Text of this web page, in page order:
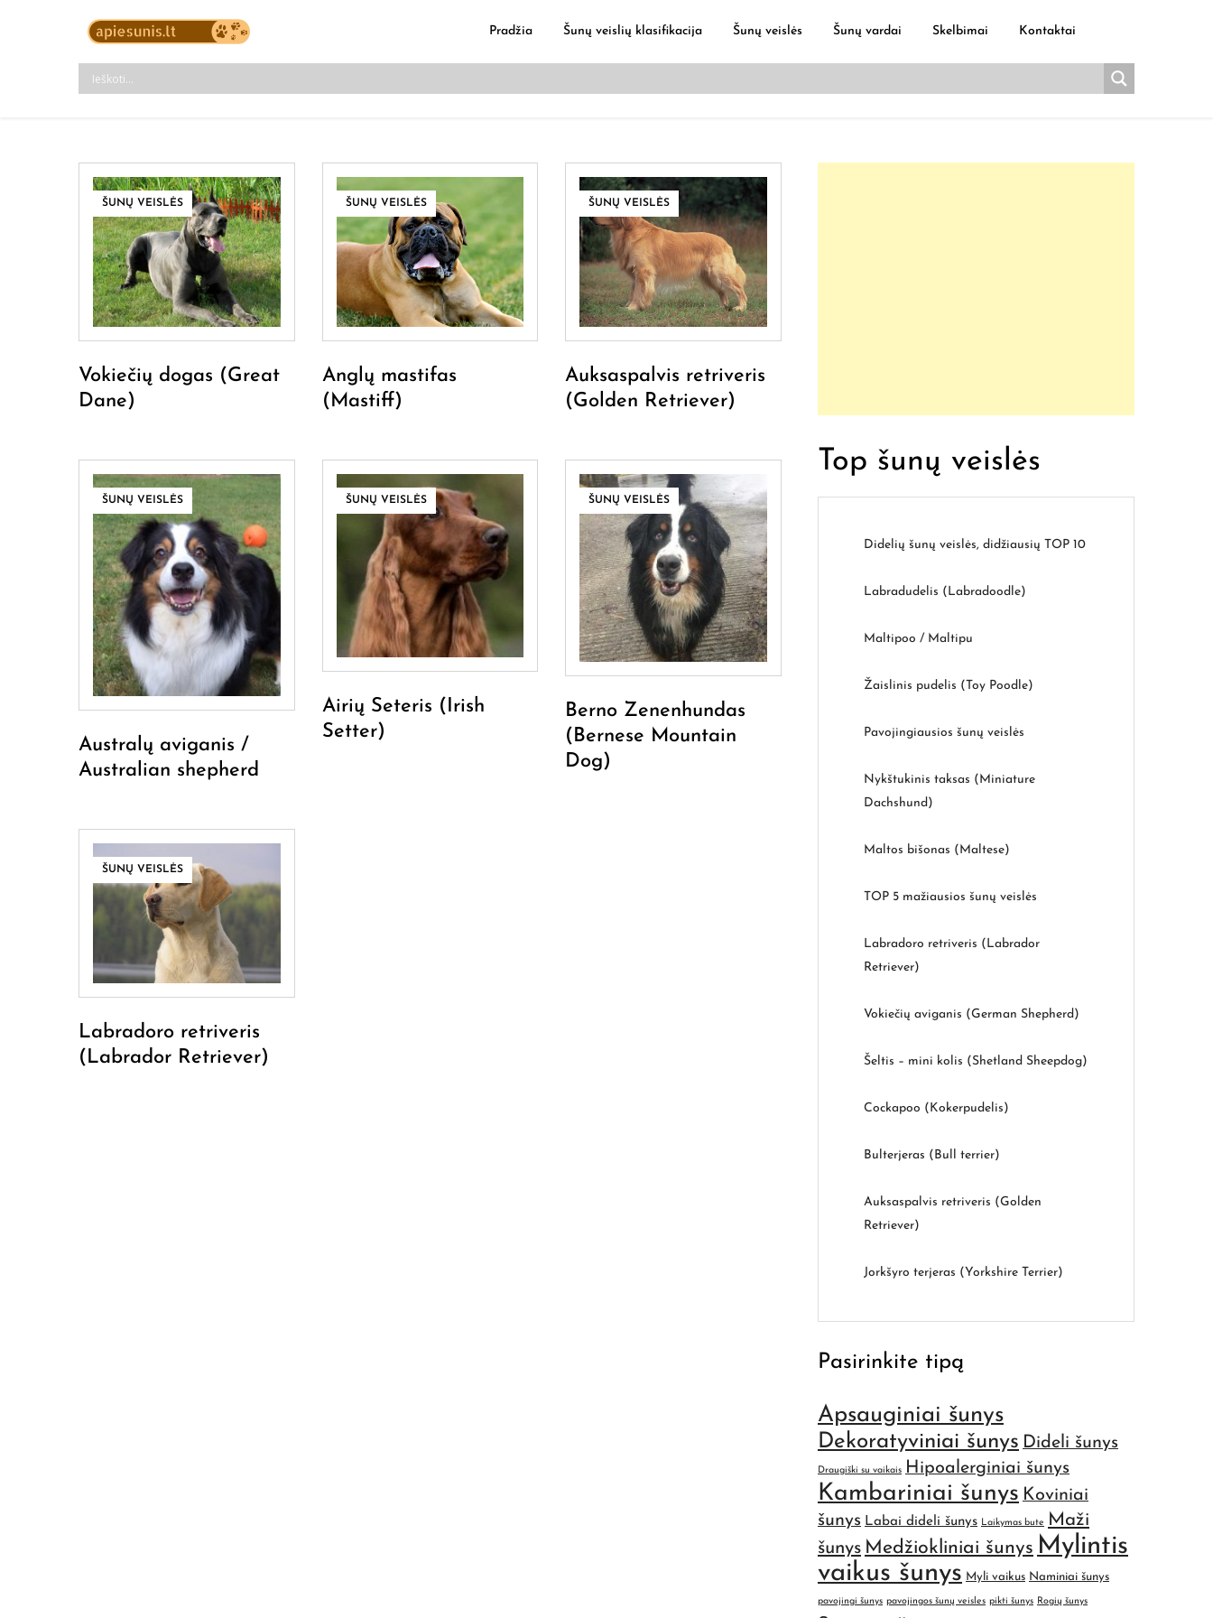
Pradžia Šunų veislių klasifikacija Šunų veislės Šunų vardai Skelbimai Kontaktai
ŠUNŲ VEISLĖS
Vokiečių dogas (Great
Dane)
ŠUNŲ VEISLĖS
Anglų mastifas
(Mastiff)
ŠUNŲ VEISLĖS
Auksaspalvis retriveris
(Golden Retriever)
ŠUNŲ VEISLĖS
Australų aviganis /
Australian shepherd
ŠUNŲ VEISLĖS
Airių Seteris (Irish
Setter)
ŠUNŲ VEISLĖS
Berno Zenenhundas
(Bernese Mountain
Dog)
ŠUNŲ VEISLĖS
Labradoro retriveris
(Labrador Retriever)
Top šunų veislės
Didelių šunų veislės, didžiausių TOP 10
Labradudelis (Labradoodle)
Maltipoo / Maltipu
Žaislinis pudelis (Toy Poodle)
Pavojingiausios šunų veislės
Nykštukinis taksas (Miniature
Dachshund)
Maltos bišonas (Maltese)
TOP 5 mažiausios šunų veislės
Labradoro retriveris (Labrador
Retriever)
Vokiečių aviganis (German Shepherd)
Šeltis – mini kolis (Shetland Sheepdog)
Cockapoo (Kokerpudelis)
Bulterjeras (Bull terrier)
Auksaspalvis retriveris (Golden
Retriever)
Jorkšyro terjeras (Yorkshire Terrier)
Pasirinkite tipą
Apsauginiai šunys
Dekoratyviniai šunys Dideli šunys
Draugiški su vaikais Hipoalerginiai šunys
Kambariniai šunys Koviniai
šunys Labai dideli šunys Laikymas bute
Maži
šunys Medžiokliniai šunys Mylintis
vaikus šunys Myli vaikus Naminiai šunys
pavojingi šunys pavojingos šunų veisles pikti šunys Rogių šunys